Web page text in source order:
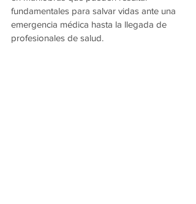
fundamentales para salvar vidas ante una
emergencia médica hasta la llegada de
profesionales de salud.